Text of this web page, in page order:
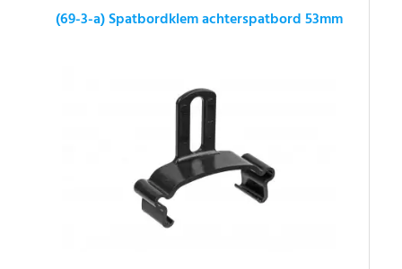
(69-3-a) Spatbordklem achterspatbord 53mm